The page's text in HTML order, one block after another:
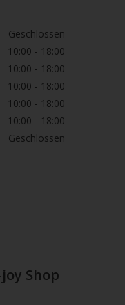
Geschlossen
10:00 - 18:00
10:00 - 18:00
10:00 - 18:00
10:00 - 18:00
10:00 - 18:00
Geschlossen
Shop